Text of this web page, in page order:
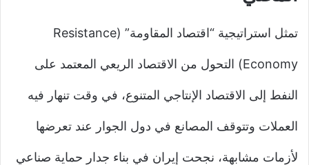
تمثل استراتيجية “اقتصاد المقاومة” (Resistance
Economy) التحول من الاقتصاد الريعي المعتمد على
النفط إلى الاقتصاد الإنتاجي المتنوع، في وقت تنهار فيه
العملات وتتوقف المصانع في دول الجوار عند تعرضها
لأزمات مشابهة، نجحت إيران في بناء جدار حماية صناعي